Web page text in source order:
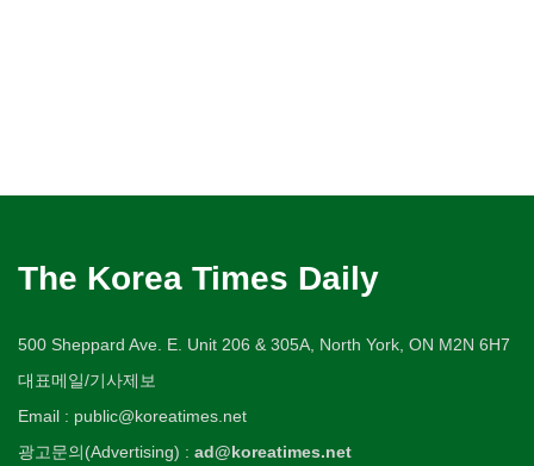
The Korea Times Daily
500 Sheppard Ave. E. Unit 206 & 305A, North York, ON M2N 6H7
대표메일/기사제보
Email : public@koreatimes.net
광고문의(Advertising) : ad@koreatimes.net